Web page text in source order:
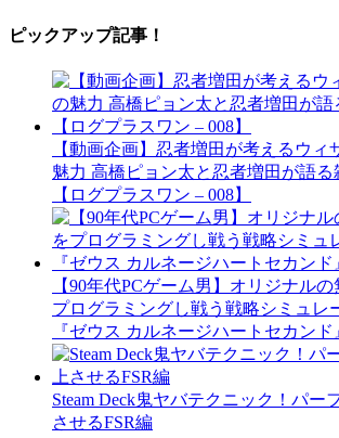
ピックアップ記事！
【動画企画】忍者増田が考えるウィ
魅力 高橋ピョン太と忍者増田が語る
【ログプラスワン – 008】
【90年代PCゲーム男】オリジナル
プログラミングし戦う戦略シミュレ
『ゼウス カルネージハートセカンド
Steam Deck鬼ヤバテクニック！パー
させるFSR編